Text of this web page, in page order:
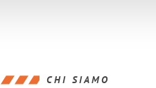
CHI SIAMO